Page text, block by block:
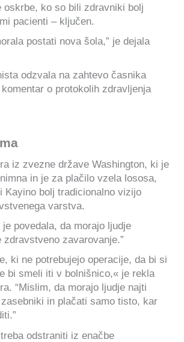
oskrbe, ko so bili zdravniki bolj
pacienti – ključen.
postati nova šola,” je dejala
odzvala na zahtevo časnika
o protokolih zdravljenja
iz zvezne države Washington, ki je
in je za plačilo vzela lososa,
Kayino bolj tradicionalno vizijo
varstva.
je povedala, da morajo ljudje
zdravstveno zavarovanje.”
ki ne potrebujejo operacije, da bi si
bi smeli iti v bolnišnico,« je rekla
“Mislim, da morajo ljudje najti
in plačati samo tisto, kar
odstraniti iz enačbe